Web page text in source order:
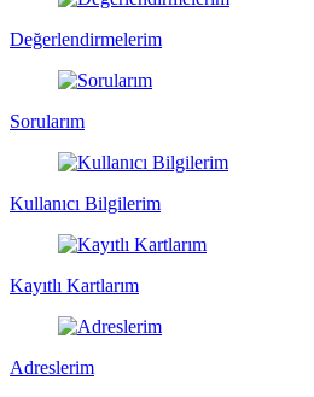
Değerlendirmelerim
Sorularım
Kullanıcı Bilgilerim
Kayıtlı Kartlarım
Adreslerim